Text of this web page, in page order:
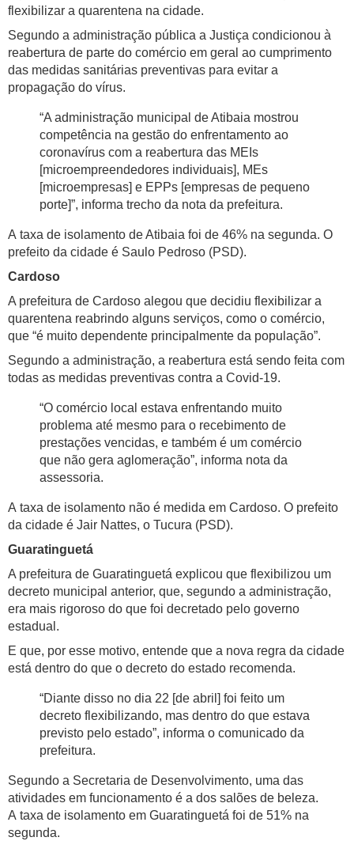
flexibilizar a quarentena na cidade.
Segundo a administração pública a Justiça condicionou à
reabertura de parte do comércio em geral ao cumprimento
das medidas sanitárias preventivas para evitar a
propagação do vírus.
“A administração municipal de Atibaia mostrou
competência na gestão do enfrentamento ao
coronavírus com a reabertura das MEIs
[microempreendedores individuais], MEs
[microempresas] e EPPs [empresas de pequeno
porte]”, informa trecho da nota da prefeitura.
A taxa de isolamento de Atibaia foi de 46% na segunda. O
prefeito da cidade é Saulo Pedroso (PSD).
Cardoso
A prefeitura de Cardoso alegou que decidiu flexibilizar a
quarentena reabrindo alguns serviços, como o comércio,
que “é muito dependente principalmente da população”.
Segundo a administração, a reabertura está sendo feita com
todas as medidas preventivas contra a Covid-19.
“O comércio local estava enfrentando muito
problema até mesmo para o recebimento de
prestações vencidas, e também é um comércio
que não gera aglomeração”, informa nota da
assessoria.
A taxa de isolamento não é medida em Cardoso. O prefeito
da cidade é Jair Nattes, o Tucura (PSD).
Guaratinguetá
A prefeitura de Guaratinguetá explicou que flexibilizou um
decreto municipal anterior, que, segundo a administração,
era mais rigoroso do que foi decretado pelo governo
estadual.
E que, por esse motivo, entende que a nova regra da cidade
está dentro do que o decreto do estado recomenda.
“Diante disso no dia 22 [de abril] foi feito um
decreto flexibilizando, mas dentro do que estava
previsto pelo estado”, informa o comunicado da
prefeitura.
Segundo a Secretaria de Desenvolvimento, uma das
atividades em funcionamento é a dos salões de beleza.
A taxa de isolamento em Guaratinguetá foi de 51% na
segunda.